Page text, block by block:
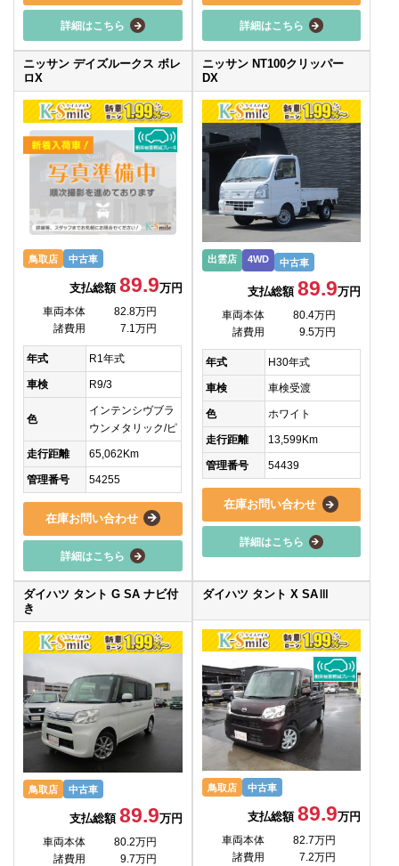
詳細はこちら 詳細はこちら
ニッサン デイズルークス ボレ
ロX
鳥取店 中古車
支払総額 89.9万円
車両本体
82.8万円
諸費用
7.1万円
年式 R1年式
車検 R9/3
色
インテンシヴブラ
ウンメタリック/ピ
走行距離 65,062Km
管理番号 54255
在庫お問い合わせ
詳細はこちら
ニッサン NT100クリッパー
DX
出雲店 4WD 中古車
支払総額89.9万円
車両本体
80.4万円
諸費用
9.5万円
年式 H30年式
車検 車検受渡
色 ホワイト
走行距離 13,599Km
管理番号 54439
在庫お問い合わせ
詳細はこちら
ダイハツ タント G SA ナビ付
き
鳥取店 中古車
支払総額 89.9万円
車両本体
80.2万円
諸費用
9.7万円
ダイハツ タント X SAⅢ
鳥取店 中古車
支払総額89.9万円
車両本体
82.7万円
諸費用
7.2万円